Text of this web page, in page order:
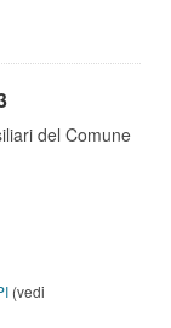
del Comune
(vedi